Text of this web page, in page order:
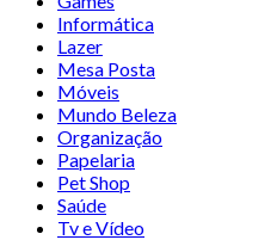
Informática
Lazer
Mesa Posta
Móveis
Mundo Beleza
Organização
Papelaria
Pet Shop
Saúde
Tv e Vídeo